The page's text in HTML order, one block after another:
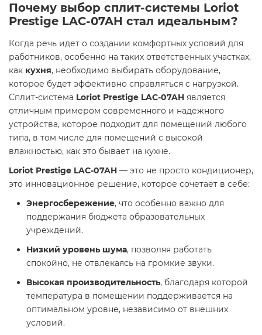
Почему выбор сплит-системы Loriot
Prestige LAC-07AH стал идеальным?
Когда речь идет о создании комфортных условий для
работников, особенно на таких ответственных участках,
как кухня, необходимо выбирать оборудование,
которое будет эффективно справляться с нагрузкой.
Сплит-система Loriot Prestige LAC-07AH является
отличным примером современного и надежного
устройства, которое подходит для помещений любого
типа, в том числе для помещений с высокой
влажностью, как это бывает на кухне.
Loriot Prestige LAC-07AH — это не просто кондиционер,
это инновационное решение, которое сочетает в себе:
Энергосбережение, что особенно важно для
поддержания бюджета образовательных
учреждений.
Низкий уровень шума, позволяя работать
спокойно, не отвлекаясь на громкие звуки.
Высокая производительность, благодаря которой
температура в помещении поддерживается на
оптимальном уровне, независимо от внешних
условий.